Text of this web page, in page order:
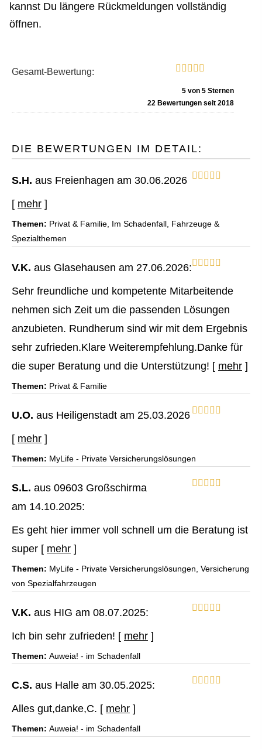
kannst Du längere Rückmeldungen vollständig
öffnen.
Gesamt-Bewertung:
5 von 5 Sternen
22 Bewertungen seit 2018
DIE BEWERTUNGEN IM DETAIL:
S.H. aus Freienhagen am 30.06.2026
[ mehr ]
Themen: Privat & Familie, Im Schadenfall, Fahrzeuge &
Spezialthemen
V.K. aus Glasehausen am 27.06.2026:
Sehr freundliche und kompetente Mitarbeitende
nehmen sich Zeit um die passenden Lösungen
anzubieten. Rundherum sind wir mit dem Ergebnis
sehr zufrieden.Klare Weiterempfehlung.Danke für
die super Beratung und die Unterstützung! [ mehr ]
Themen: Privat & Familie
U.O. aus Heiligenstadt am 25.03.2026
[ mehr ]
Themen: MyLife - Private Versicherungslösungen
S.L. aus 09603 Großschirma
am 14.10.2025:
Es geht hier immer voll schnell um die Beratung ist
super [ mehr ]
Themen: MyLife - Private Versicherungslösungen, Versicherung
von Spezialfahrzeugen
V.K. aus HIG am 08.07.2025:
Ich bin sehr zufrieden! [ mehr ]
Themen: Auweia! - im Schadenfall
C.S. aus Halle am 30.05.2025:
Alles gut,danke,C. [ mehr ]
Themen: Auweia! - im Schadenfall